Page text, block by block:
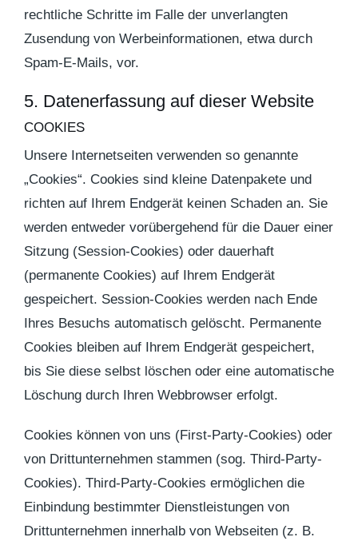
rechtliche Schritte im Falle der unverlangten
Zusendung von Werbeinformationen, etwa durch
Spam-E-Mails, vor.
5. Datenerfassung auf dieser Website
COOKIES
Unsere Internetseiten verwenden so genannte
„Cookies“. Cookies sind kleine Datenpakete und
richten auf Ihrem Endgerät keinen Schaden an. Sie
werden entweder vorübergehend für die Dauer einer
Sitzung (Session-Cookies) oder dauerhaft
(permanente Cookies) auf Ihrem Endgerät
gespeichert. Session-Cookies werden nach Ende
Ihres Besuchs automatisch gelöscht. Permanente
Cookies bleiben auf Ihrem Endgerät gespeichert,
bis Sie diese selbst löschen oder eine automatische
Löschung durch Ihren Webbrowser erfolgt.
Cookies können von uns (First-Party-Cookies) oder
von Drittunternehmen stammen (sog. Third-Party-
Cookies). Third-Party-Cookies ermöglichen die
Einbindung bestimmter Dienstleistungen von
Drittunternehmen innerhalb von Webseiten (z. B.